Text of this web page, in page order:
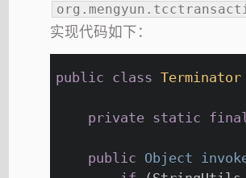
实现代码如下：
public class Terminator
private static final
public Object